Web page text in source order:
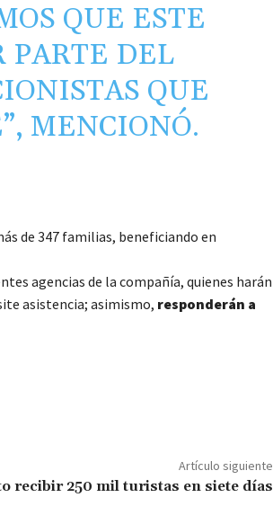
QUE ESTE
PARTE DEL
QUE
MENCIONÓ.
de 347 familias, beneficiando en
agencias de la compañía, quienes harán
asistencia; asimismo, responderán a
Artículo siguiente
recibir 250 mil turistas en siete días